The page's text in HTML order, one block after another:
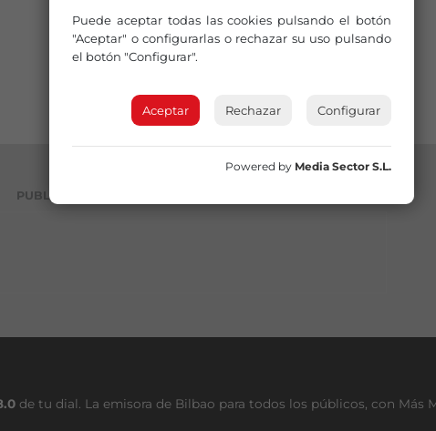
PUBLICIDAD
de tu dial. La emisora de Bilbao para todos los públicos, con Más
Puede aceptar todas las cookies pulsando el botón
"Aceptar" o configurarlas o rechazar su uso pulsando
el botón "Configurar".
Aceptar Rechazar Configurar
Powered by Media Sector S.L.